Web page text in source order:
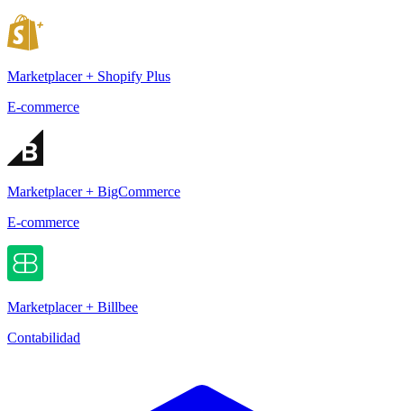
Marketplacer + Shopify Plus
E-commerce
Marketplacer + BigCommerce
E-commerce
Marketplacer + Billbee
Contabilidad